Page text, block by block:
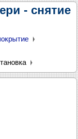
- снятие